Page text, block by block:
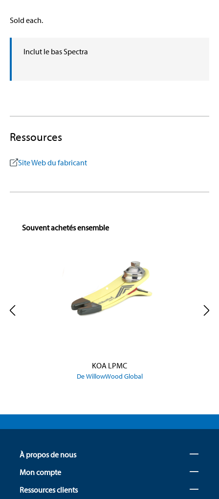
Sold each.
Inclut le bas Spectra
Ressources
Site Web du fabricant
Skip product gallery
Souvent achetés ensemble
KOA LPMC
De WillowWood Global
À propos de nous
Mon compte
Ressources clients